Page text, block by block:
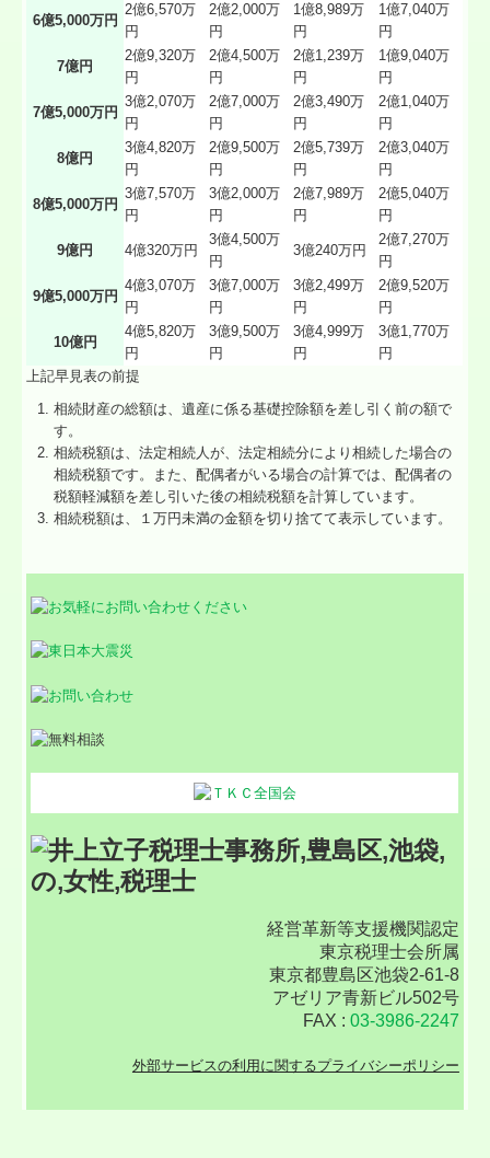
6億5,000万円
2億6,570万
円
2億2,000万
円
1億8,989万
円
1億7,040万
円
7億円
2億9,320万
円
2億4,500万
円
2億1,239万
円
1億9,040万
円
7億5,000万円
3億2,070万
円
2億7,000万
円
2億3,490万
円
2億1,040万
円
8億円
3億4,820万
円
2億9,500万
円
2億5,739万
円
2億3,040万
円
8億5,000万円
3億7,570万
円
3億2,000万
円
2億7,989万
円
2億5,040万
円
9億円 4億320万円
3億4,500万
円
3億240万円
2億7,270万
円
9億5,000万円
4億3,070万
円
3億7,000万
円
3億2,499万
円
2億9,520万
円
10億円
4億5,820万
円
3億9,500万
円
3億4,999万
円
3億1,770万
円
上記早見表の前提
相続財産の総額は、遺産に係る基礎控除額を差し引く前の額で
す。
相続税額は、法定相続人が、法定相続分により相続した場合の
相続税額です。また、配偶者がいる場合の計算では、配偶者の
税額軽減額を差し引いた後の相続税額を計算しています。
相続税額は、１万円未満の金額を切り捨てて表示しています。
経営革新等支援機関認定
東京税理士会所属
東京都豊島区池袋2-61-8
アゼリア青新ビル502号
FAX : 03-3986-2247
外部サービスの利用に関するプライバシーポリシー